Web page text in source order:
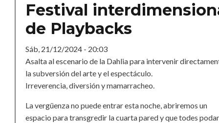
Festival
de Playbacks
Sáb, 21/12/2024 - 20:03
Asalta al escenario de la Dahlia para intervenir
la subversión del arte y el espectáculo.
Irreverencia, diversión y mamarracheo.
La vergüenza no puede entrar esta noche, abriremos un
espacio para transgredir la cuarta pared y que todes